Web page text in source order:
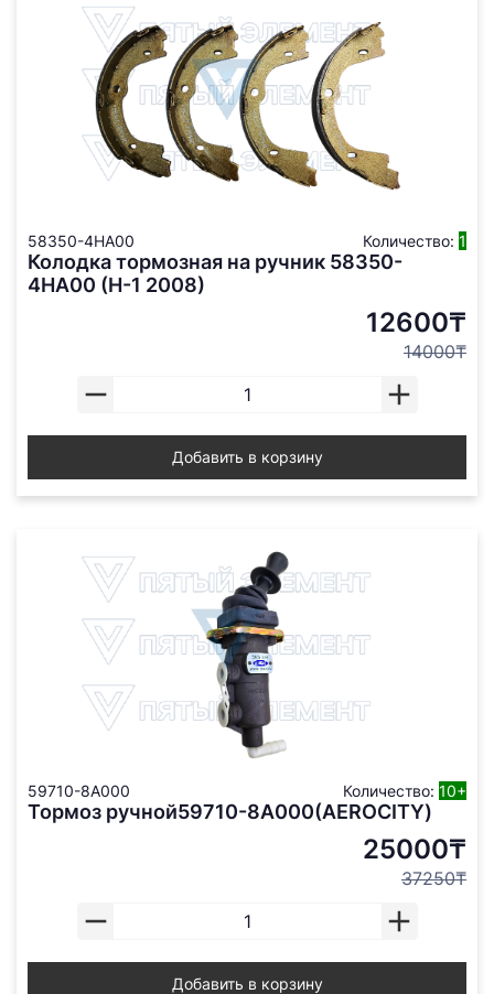
58350-4HA00 Количество: 1
Колодка тормозная на ручник 58350-
4HA00 (H-1 2008)
12600₸
14000₸
Добавить в корзину
59710-8A000 Количество: 10+
Тормоз ручной59710-8А000(AEROCITY)
25000₸
37250₸
Добавить в корзину